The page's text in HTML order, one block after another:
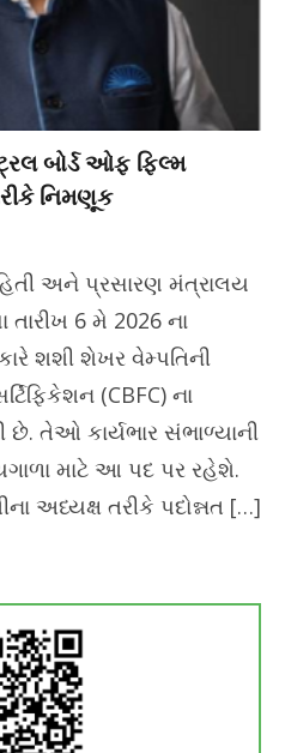
બોર્ડ ઓફ ફિલ્મ
નિમણૂક
અને પ્રસારણ મંત્રાલય
તારીખ 6 મે 2026 ના
શશી શેખર વેમ્પતિની
(CBFC) ના
છે. તેઓ કાર્યભાર સંભાળ્યાની
માટે આ પદ પર રહેશે.
અધ્યક્ષ તરીકે પદોન્નત […]